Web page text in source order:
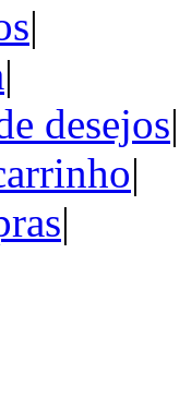
|
|
desejos|
|
|